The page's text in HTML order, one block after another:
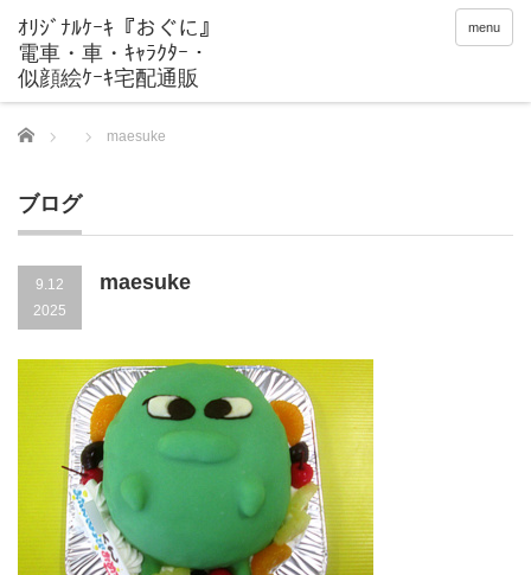
menu
Home maesuke
ブログ
9.12
2025
maesuke